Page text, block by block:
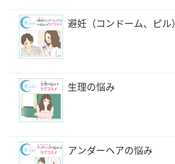
避妊（コンドーム、ピル）
生理の悩み
アンダーヘアの悩み